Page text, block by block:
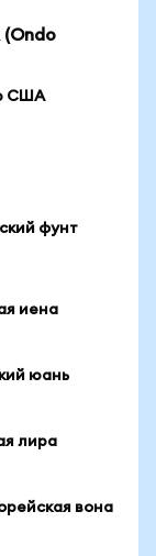
(Ondo
США
фунт
иена
юань
лира
вона